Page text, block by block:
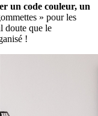
un code couleur, un
» pour les
doute que le
!